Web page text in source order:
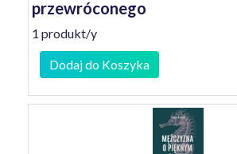
przewróconego
1 produkt/y
Dodaj do Koszyka